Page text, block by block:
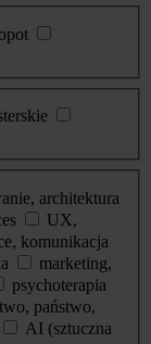
architektura
UX,
komunikacja
marketing,
psychoterapia
państwo,
AI (sztuczna